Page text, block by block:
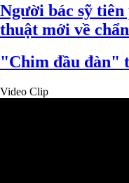
Người bác sỹ
thuật mới về
"Chim đầu đàn"
Video Clip